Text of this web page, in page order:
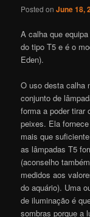
Posted onJune 18,
A calha que
do tipo T5 e é o
Eden).
O uso desta calha
conjunto de
forma a poder tirar
peixes. Ela
mais que
as lâmpadas T5
(aconselho
medidos aos
do aquário). Uma
de iluminação é
sombras porque a